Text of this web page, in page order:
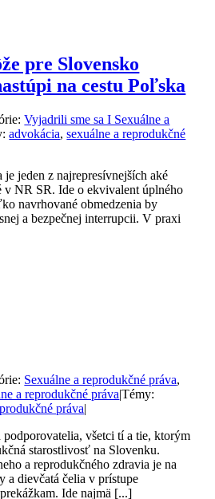
pre Slovensko
na cestu Poľska
Vyjadrili sme sa I Sexuálne a
advokácia,sexuálne a reprodukčné
je jeden z najrepresívnejších aké
v NR SR. Ide o ekvivalent úplného
navrhované obmedzenia by
a bezpečnej interrupcii. V praxi
Sexuálne a reprodukčné práva,
a reprodukčné práva|Témy:
práva|
všetci tí a tie, ktorým
starostlivosť na Slovenku.
a reprodukčného zdravia je na
dievčatá čelia v prístupe
Ide najmä [...]